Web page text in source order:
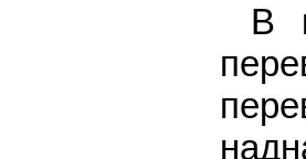
В